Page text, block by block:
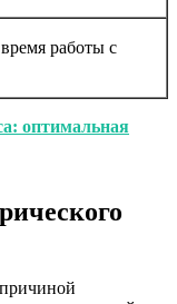
работы с
оптимальная